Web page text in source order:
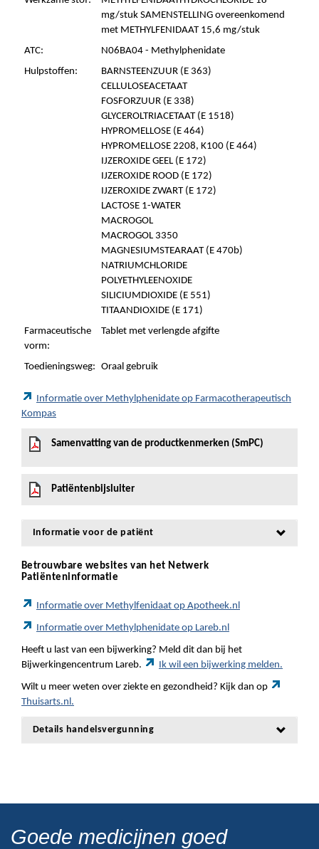
mg/stuk SAMENSTELLING overeenkomend
met METHYLFENIDAAT 15,6 mg/stuk
ATC:
N06BA04 - Methylphenidate
Hulpstoffen:
BARNSTEENZUUR (E 363)
CELLULOSEACETAAT
FOSFORZUUR (E 338)
GLYCEROLTRIACETAAT (E 1518)
HYPROMELLOSE (E 464)
HYPROMELLOSE 2208, K100 (E 464)
IJZEROXIDE GEEL (E 172)
IJZEROXIDE ROOD (E 172)
IJZEROXIDE ZWART (E 172)
LACTOSE 1-WATER
MACROGOL
MACROGOL 3350
MAGNESIUMSTEARAAT (E 470b)
NATRIUMCHLORIDE
POLYETHYLEENOXIDE
SILICIUMDIOXIDE (E 551)
TITAANDIOXIDE (E 171)
Farmaceutische
vorm:
Tablet met verlengde afgifte
Toedieningsweg: Oraal gebruik
Informatie over Methylphenidate op Farmacotherapeutisch
Kompas
Samenvatting van de productkenmerken (SmPC)
Patiëntenbijsluiter
Informatie voor de patiënt
Betrouwbare websites van het Netwerk
Patiënteninformatie
Informatie over Methylfenidaat op Apotheek.nl
Informatie over Methylphenidate op Lareb.nl
Heeft u last van een bijwerking? Meld dit dan bij het
Bijwerkingencentrum Lareb.
Ik wil een bijwerking melden.
Wilt u meer weten over ziekte en gezondheid? Kijk dan op
Thuisarts.nl.
Details handelsvergunning
Goede medicijnen goed